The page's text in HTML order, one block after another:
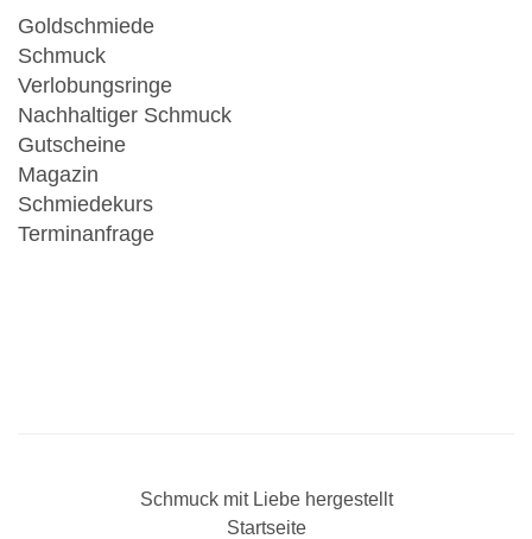
Goldschmiede
Schmuck
Verlobungsringe
Nachhaltiger Schmuck
Gutscheine
Magazin
Schmiedekurs
Terminanfrage
Schmuck mit Liebe hergestellt
Startseite